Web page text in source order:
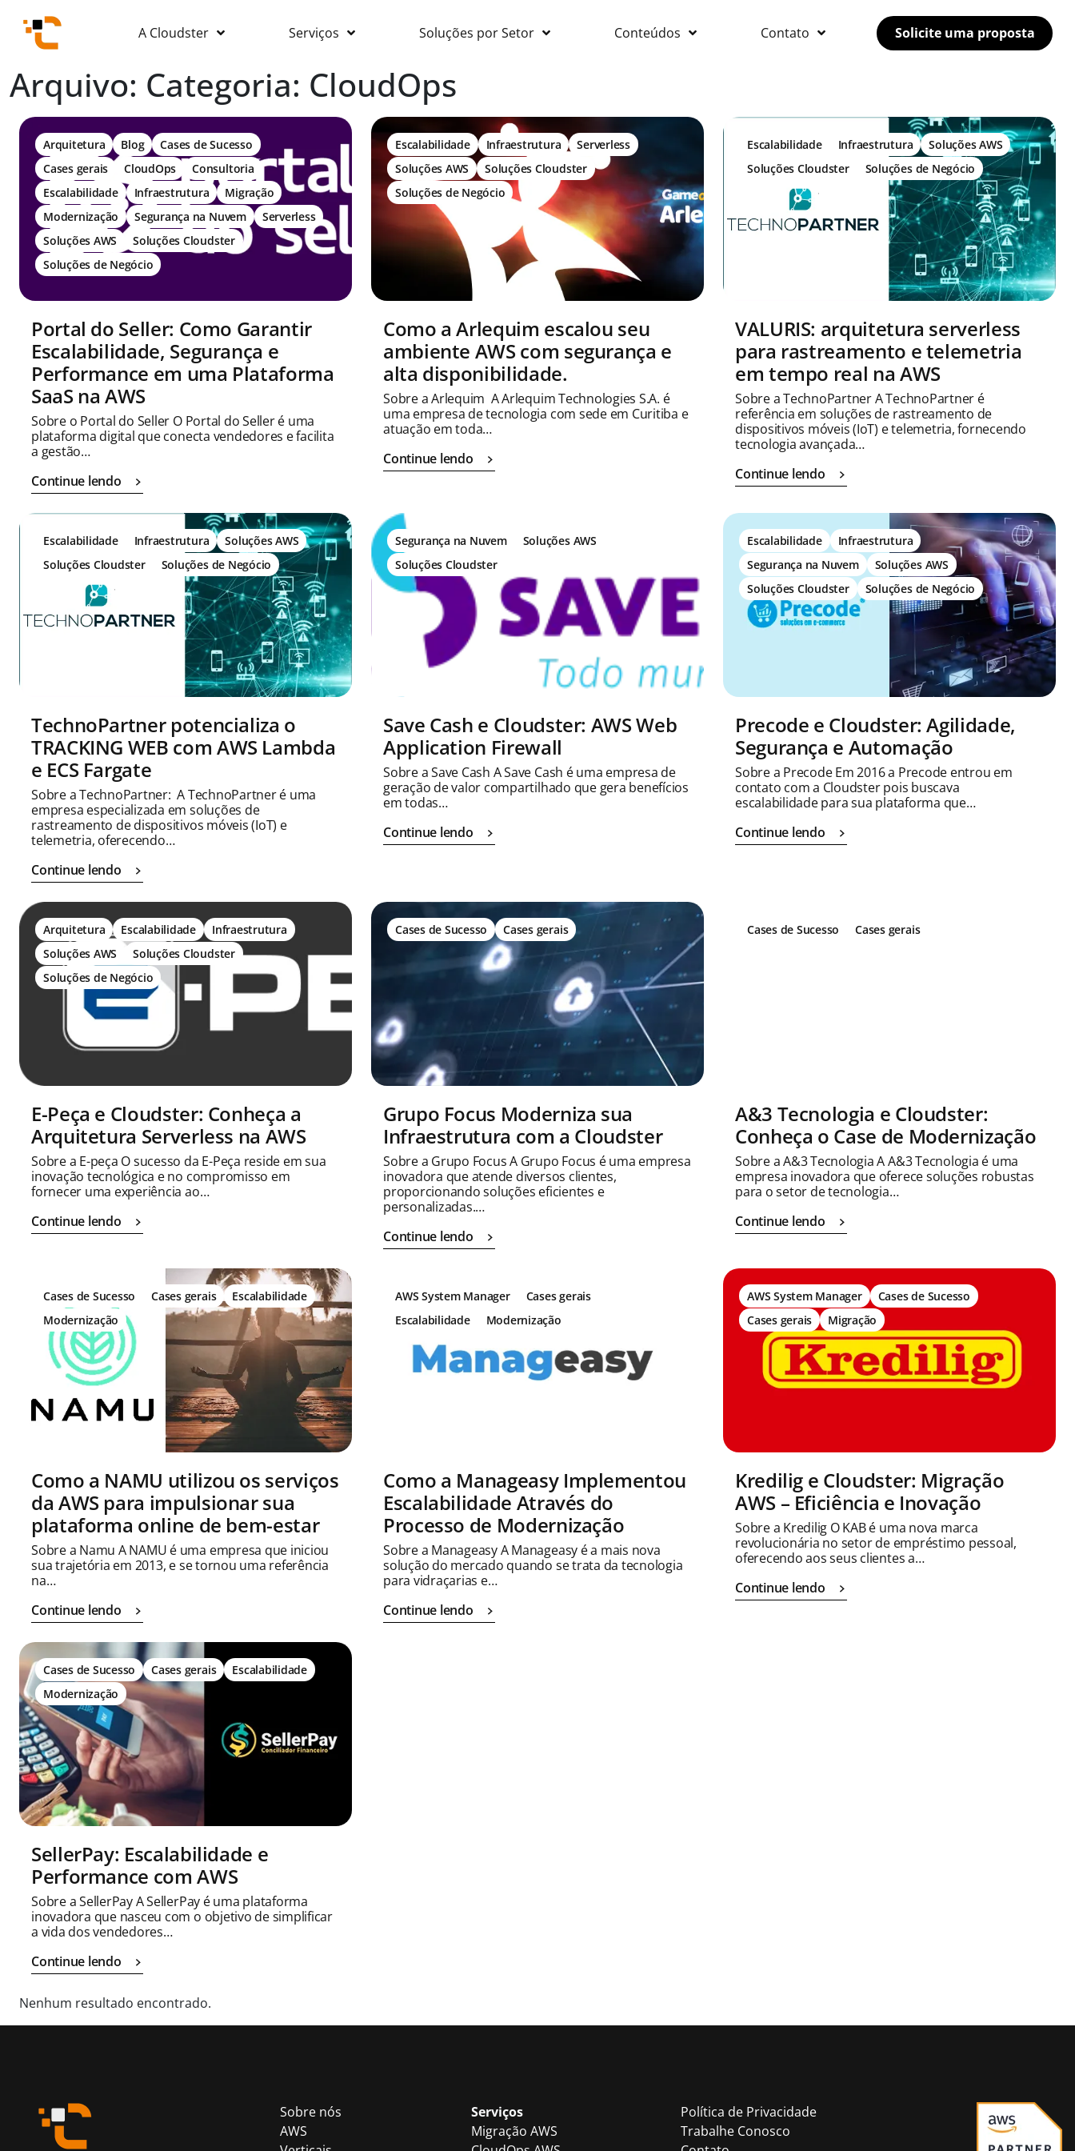
A Cloudster Serviços Soluções por Setor Conteúdos Contato Solicite uma proposta
Arquivo: Categoria: CloudOps
Arquitetura Blog
Cases de Sucesso
Cases gerais
CloudOps
Consultoria
Escalabilidade
Infraestrutura
Migração
Modernização
Segurança na Nuvem
Serverless
Soluções AWS
Soluções Cloudster
Soluções de Negócio
Portal do Seller: Como Garantir
Escalabilidade, Segurança e
Performance em uma Plataforma
SaaS na AWS
Sobre o Portal do Seller O Portal do Seller é uma
plataforma digital que conecta vendedores e facilita
a gestão…
Continue lendo
Escalabilidade Infraestrutura
Serverless
Soluções AWS
Soluções Cloudster
Soluções de Negócio
Como a Arlequim escalou seu
ambiente AWS com segurança e
alta disponibilidade.
Sobre a Arlequim A Arlequim Technologies S.A. é
uma empresa de tecnologia com sede em Curitiba e
atuação em toda…
Continue lendo
Escalabilidade Infraestrutura
Soluções AWS
Soluções Cloudster
Soluções de Negócio
VALURIS: arquitetura serverless
para rastreamento e telemetria
em tempo real na AWS
Sobre a TechnoPartner A TechnoPartner é
referência em soluções de rastreamento de
dispositivos móveis (IoT) e telemetria, fornecendo
tecnologia avançada…
Continue lendo
Escalabilidade Infraestrutura
Soluções AWS
Soluções Cloudster
Soluções de Negócio
TechnoPartner potencializa o
TRACKING WEB com AWS Lambda
e ECS Fargate
Sobre a TechnoPartner: A TechnoPartner é uma
empresa especializada em soluções de
rastreamento de dispositivos móveis (IoT) e
telemetria, oferecendo…
Continue lendo
Segurança na Nuvem
Soluções AWS
Soluções Cloudster
Save Cash e Cloudster: AWS Web
Application Firewall
Sobre a Save Cash A Save Cash é uma empresa de
geração de valor compartilhado que gera benefícios
em todas…
Continue lendo
Escalabilidade
Infraestrutura
Segurança na Nuvem
Soluções AWS
Soluções Cloudster
Soluções de Negócio
Precode e Cloudster: Agilidade,
Segurança e Automação
Sobre a Precode Em 2016 a Precode entrou em
contato com a Cloudster pois buscava
escalabilidade para sua plataforma que…
Continue lendo
Arquitetura Escalabilidade
Infraestrutura
Soluções AWS
Soluções Cloudster
Soluções de Negócio
E-Peça e Cloudster: Conheça a
Arquitetura Serverless na AWS
Sobre a E-peça O sucesso da E-Peça reside em sua
inovação tecnológica e no compromisso em
fornecer uma experiência ao…
Continue lendo
Cases de Sucesso Cases gerais
Grupo Focus Moderniza sua
Infraestrutura com a Cloudster
Sobre a Grupo Focus A Grupo Focus é uma empresa
inovadora que atende diversos clientes,
proporcionando soluções eficientes e
personalizadas.…
Continue lendo
Cases de Sucesso Cases gerais
A&3 Tecnologia e Cloudster:
Conheça o Case de Modernização
Sobre a A&3 Tecnologia A A&3 Tecnologia é uma
empresa inovadora que oferece soluções robustas
para o setor de tecnologia…
Continue lendo
Cases de Sucesso Cases gerais
Escalabilidade
Modernização
Como a NAMU utilizou os serviços
da AWS para impulsionar sua
plataforma online de bem-estar
Sobre a Namu A NAMU é uma empresa que iniciou
sua trajetória em 2013, e se tornou uma referência
na…
Continue lendo
AWS System Manager
Cases gerais
Escalabilidade
Modernização
Como a Manageasy Implementou
Escalabilidade Através do
Processo de Modernização
Sobre a Manageasy A Manageasy é a mais nova
solução do mercado quando se trata da tecnologia
para vidraçarias e…
Continue lendo
AWS System Manager
Cases de Sucesso
Cases gerais
Migração
Kredilig e Cloudster: Migração
AWS – Eficiência e Inovação
Sobre a Kredilig O KAB é uma nova marca
revolucionária no setor de empréstimo pessoal,
oferecendo aos seus clientes a…
Continue lendo
Cases de Sucesso Cases gerais
Escalabilidade
Modernização
SellerPay: Escalabilidade e
Performance com AWS
Sobre a SellerPay A SellerPay é uma plataforma
inovadora que nasceu com o objetivo de simplificar
a vida dos vendedores…
Continue lendo
Nenhum resultado encontrado.
Sobre nós
AWS
Serviços
Migração AWS
Política de Privacidade
Trabalhe Conosco